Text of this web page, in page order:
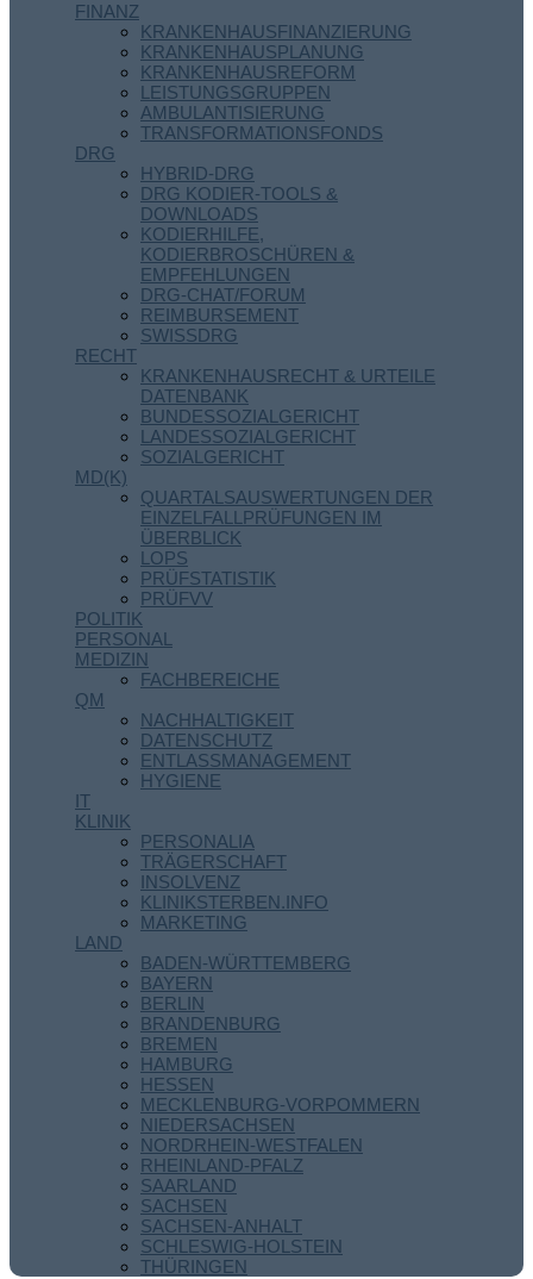
FINANZ
KRANKENHAUSFINANZIERUNG
KRANKENHAUSPLANUNG
KRANKENHAUSREFORM
LEISTUNGSGRUPPEN
AMBULANTISIERUNG
TRANSFORMATIONSFONDS
DRG
HYBRID-DRG
DRG KODIER-TOOLS &
DOWNLOADS
KODIERHILFE,
KODIERBROSCHÜREN &
EMPFEHLUNGEN
DRG-CHAT/FORUM
REIMBURSEMENT
SWISSDRG
RECHT
KRANKENHAUSRECHT & URTEILE
DATENBANK
BUNDESSOZIALGERICHT
LANDESSOZIALGERICHT
SOZIALGERICHT
MD(K)
QUARTALSAUSWERTUNGEN DER
EINZELFALLPRÜFUNGEN IM
ÜBERBLICK
LOPS
PRÜFSTATISTIK
PRÜFVV
POLITIK
PERSONAL
MEDIZIN
FACHBEREICHE
QM
NACHHALTIGKEIT
DATENSCHUTZ
ENTLASSMANAGEMENT
HYGIENE
IT
KLINIK
PERSONALIA
TRÄGERSCHAFT
INSOLVENZ
KLINIKSTERBEN.INFO
MARKETING
LAND
BADEN-WÜRTTEMBERG
BAYERN
BERLIN
BRANDENBURG
BREMEN
HAMBURG
HESSEN
MECKLENBURG-VORPOMMERN
NIEDERSACHSEN
NORDRHEIN-WESTFALEN
RHEINLAND-PFALZ
SAARLAND
SACHSEN
SACHSEN-ANHALT
SCHLESWIG-HOLSTEIN
THÜRINGEN